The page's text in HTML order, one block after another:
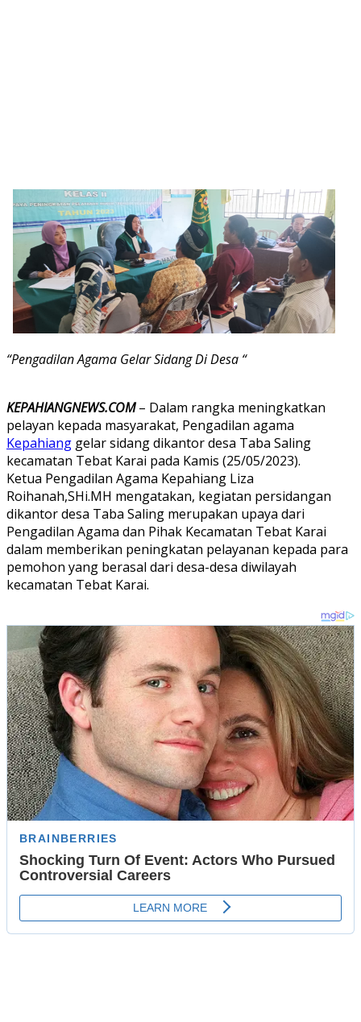
“Pengadilan Agama Gelar Sidang Di Desa “
KEPAHIANGNEWS.COM– Dalam rangka meningkatkan
pelayan kepada masyarakat, Pengadilan agama
Kepahiang gelar sidang dikantor desa Taba Saling
kecamatan Tebat Karai pada Kamis (25/05/2023).
Ketua Pengadilan Agama Kepahiang Liza
Roihanah,SHi.MH mengatakan, kegiatan persidangan
dikantor desa Taba Saling merupakan upaya dari
Pengadilan Agama dan Pihak Kecamatan Tebat Karai
dalam memberikan peningkatan pelayanan kepada para
pemohon yang berasal dari desa-desa diwilayah
kecamatan Tebat Karai.